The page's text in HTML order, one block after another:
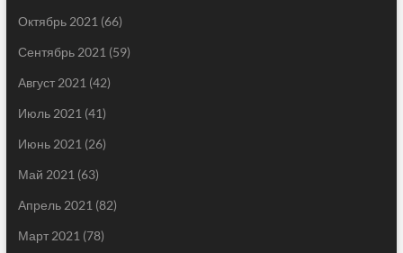
Октябрь 2021 (66)
Сентябрь 2021 (59)
Август 2021 (42)
Июль 2021 (41)
Июнь 2021 (26)
Май 2021 (63)
Апрель 2021 (82)
Март 2021 (78)